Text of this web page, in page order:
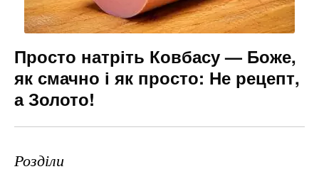
Просто натріть Ковбасу — Боже,
як смачно і як просто: Не рецепт,
а Золото!
Розділи